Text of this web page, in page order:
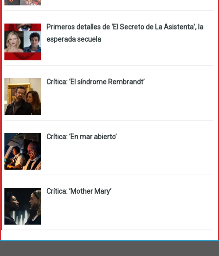
Primeros detalles de ‘El Secreto de La Asistenta’, la
esperada secuela
Crítica: ‘El síndrome Rembrandt’
Crítica: ‘En mar abierto’
Crítica: ‘Mother Mary’